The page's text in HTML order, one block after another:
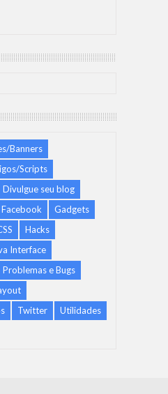
Banners
Scripts
Divulgue seu blog
Facebook
Gadgets
Hacks
Interface
Problemas e Bugs
Twitter
Utilidades